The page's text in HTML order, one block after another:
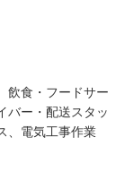
飲食・フードサー
バー・配送スタッ
、電気工事作業